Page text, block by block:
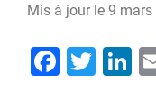
Mis à jour le 9 mars